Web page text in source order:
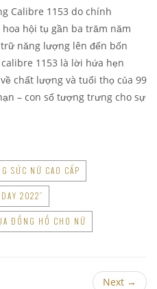
Calibre 1153 do chính
hội tụ gần ba trăm năm
năng lượng lên đến bốn
1153 là lời hứa hẹn
chất lượng và tuổi thọ của 99
– con số tượng trưng cho sự
SỨC NỮ CAO CẤP
2022”
ĐỒNG HỒ CHO NỮ
Next →